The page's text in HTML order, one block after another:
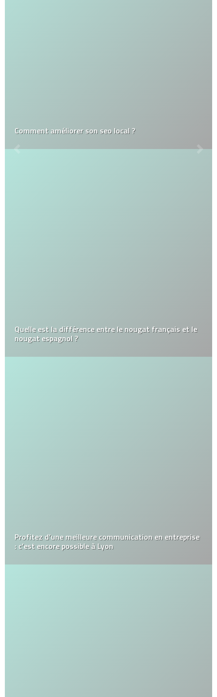
Comment améliorer son seo local ?
Quelle est la différence entre le nougat français et le
nougat espagnol ?
Profitez d’une meilleure communication en entreprise
: c’est encore possible à Lyon